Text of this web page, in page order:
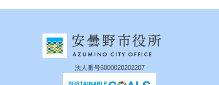
法人番号6000020202207